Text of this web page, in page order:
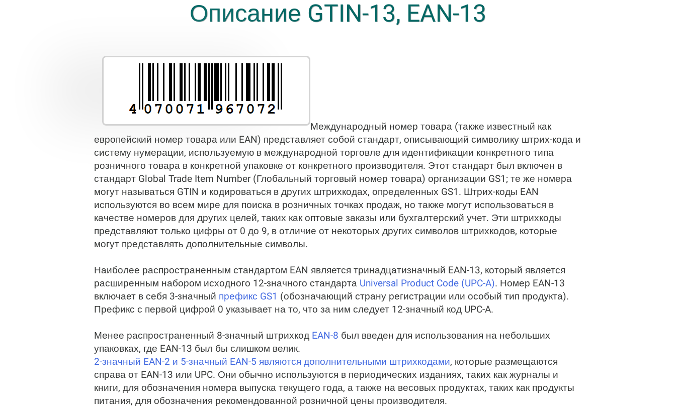
Описание GTIN-13, EAN-13
Международный номер товара (также известный как
европейский номер товара или EAN) представляет собой стандарт, описывающий символику штрих-кода и
систему нумерации, используемую в международной торговле для идентификации конкретного типа
розничного товара в конкретной упаковке от конкретного производителя. Этот стандарт был включен в
стандарт Global Trade Item Number (Глобальный торговый номер товара) организации GS1; те же номера
могут называться GTIN и кодироваться в других штрихкодах, определенных GS1. Штрих-коды EAN
используются во всем мире для поиска в розничных точках продаж, но также могут использоваться в
качестве номеров для других целей, таких как оптовые заказы или бухгалтерский учет. Эти штрихкоды
представляют только цифры от 0 до 9, в отличие от некоторых других символов штрихкодов, которые
могут представлять дополнительные символы.
Наиболее распространенным стандартом EAN является тринадцатизначный EAN-13, который является
расширенным набором исходного 12-значного стандарта Universal Product Code (UPC-A). Номер EAN-13
включает в себя 3-значный префикс GS1 (обозначающий страну регистрации или особый тип продукта).
Префикс с первой цифрой 0 указывает на то, что за ним следует 12-значный код UPC-A.
Менее распространенный 8-значный штрихкод EAN-8 был введен для использования на небольших
упаковках, где EAN-13 был бы слишком велик.
2-значный EAN-2 и 5-значный EAN-5 являются дополнительными штрихкодами, которые размещаются
справа от EAN-13 или UPC. Они обычно используются в периодических изданиях, таких как журналы и
книги, для обозначения номера выпуска текущего года, а также на весовых продуктах, таких как продукты
питания, для обозначения рекомендованной розничной цены производителя.